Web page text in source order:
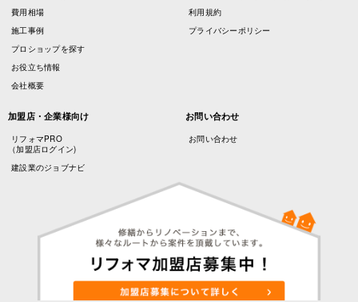
費用相場
施工事例
プロショップを探す
お役立ち情報
会社概要
利用規約
プライバシーポリシー
加盟店・企業様向け
リフォマPRO
（加盟店ログイン)
建設業のジョブナビ
お問い合わせ
お問い合わせ